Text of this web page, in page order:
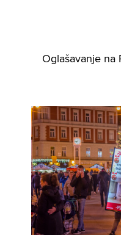
Oglašavanje